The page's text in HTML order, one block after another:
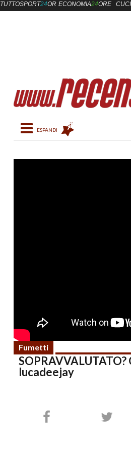
Toggle navigation
Fumetti
lucadeejay
TUTTOSPORT24OREECONOMIA24ORE